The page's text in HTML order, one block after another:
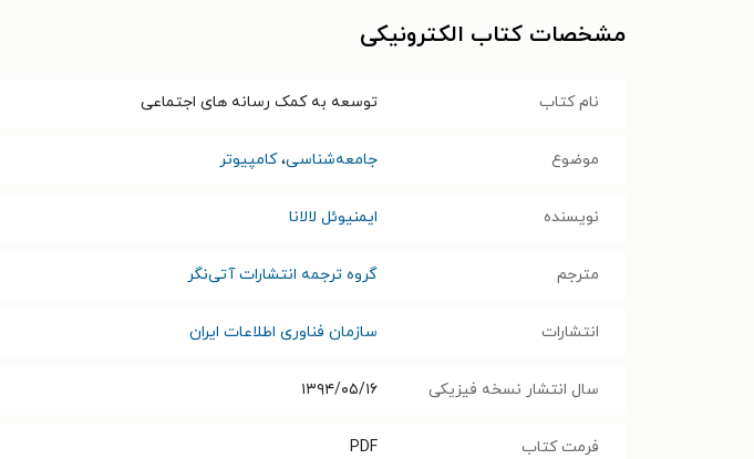
مشخصات کتاب الکترونیکی
نام کتاب توسعه به کمک رسانه های اجتماعی
موضوع جامعه‌شناسی،کامپیوتر
نویسنده ایمنیوئل لالانا
مترجم گروه ترجمه انتشارات آتی‌نگر
انتشارات سازمان فناوری اطلاعات ایران
سال انتشار نسخه فیزیکی ۱۳۹۴/۰۵/۱۶
فرمت کتاب PDF